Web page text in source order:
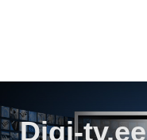
Digi-tv.ee